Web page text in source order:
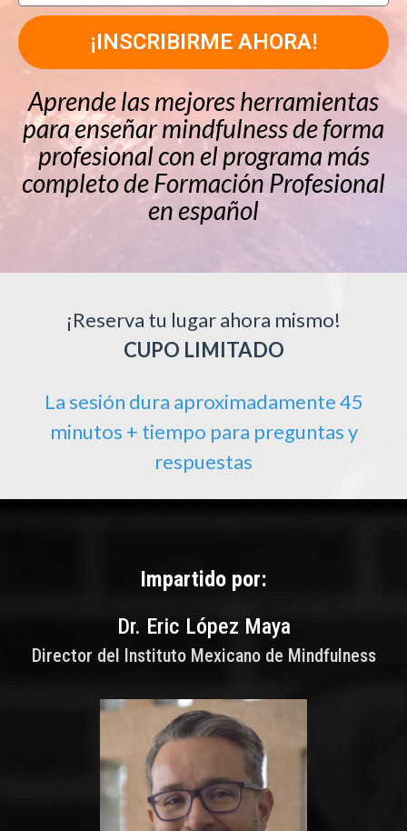
¡INSCRIBIRME AHORA!
Aprende las mejores herramientas
para enseñar mindfulness de forma
profesional con el programa más
completo de Formación Profesional
en español
¡Reserva tu lugar ahora mismo!
CUPO LIMITADO
La sesión dura aproximadamente 45
minutos + tiempo para preguntas y
respuestas
Impartido por:
Dr. Eric López Maya
Director del Instituto Mexicano de Mindfulness